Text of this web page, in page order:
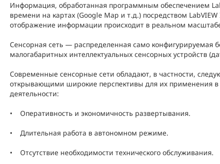
Таб. 1.
Таб. 2.
Информация, обработанная программным обеспечением
времени на картах (Google Map и т.д.) посредством
отображение информации происходит в реальном
Сенсорная сеть — распределенная само конфигурируемая
малогабаритных интеллектуальных сенсорных устройств
Современные сенсорные сети обладают, в частности,
открывающими широкие перспективы для их применения в
деятельности:
• Оперативность и экономичность развертывания.
• Длительная работа в автономном режиме.
• Отсутствие необходимости технического обслуживания.